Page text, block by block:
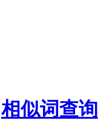
相似词查询